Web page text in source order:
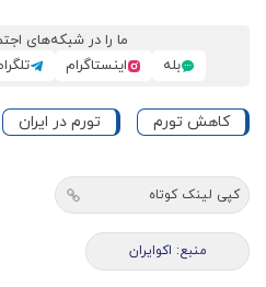
ما را در شبکه‌های
بله
اینستاگرام
کاهش تورم تورم در ایران
کپی لینک کوتاه
منبع: اکوایران